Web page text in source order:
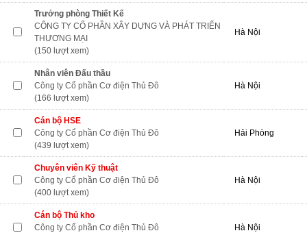
Trưởng phòng Thiết Kế
CÔNG TY CỔ PHẦN XÂY DỰNG VÀ PHÁT TRIỂN
THƯƠNG MẠI
(150 lượt xem)
Hà Nội
Nhân viên Đấu thầu
Công ty Cổ phần Cơ điện Thủ Đô
(166 lượt xem)
Hà Nội
Cán bộ HSE
Công ty Cổ phần Cơ điện Thủ Đô
(439 lượt xem)
Hải Phòng
Chuyên viên Kỹ thuật
Công ty Cổ phần Cơ điện Thủ Đô
(400 lượt xem)
Hà Nội
Cán bộ Thủ kho
Công ty Cổ phần Cơ điện Thủ Đô
Hà Nội